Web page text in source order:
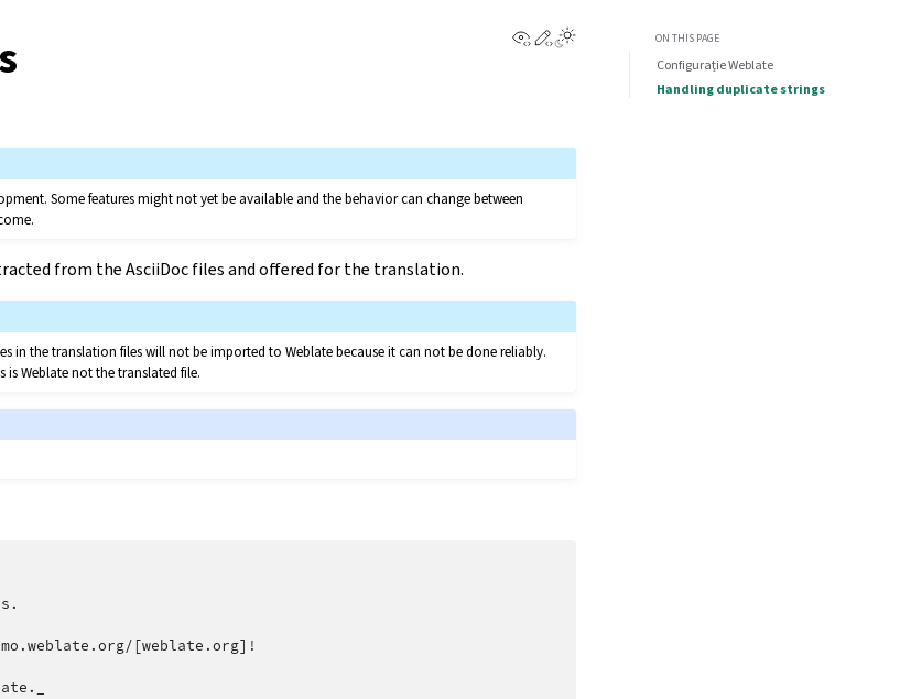
View this page
Edit this page
Some features might not yet be available and the behavior can change between
from the AsciiDoc files and offered for the translation.
in the translation files will not be imported to Weblate because it can not be done reliably.
Weblate not the translated file.
[weblate.org]!
ON THIS PAGE
Configurație Weblate
Handling duplicate strings